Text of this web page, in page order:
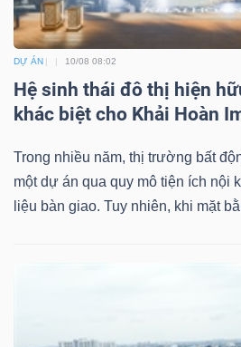
DỰ ÁN 10/08 08:02
Hệ sinh thái đô thị hiện
khác biệt cho Khải Hoàn
Trong nhiều năm, thị trường bất
một dự án qua quy mô tiện ích nội
liệu bàn giao. Tuy nhiên, khi mặt
Lãnh
đạo
(-)
Tất cả Người nội bộ
Tin
tức
(-)